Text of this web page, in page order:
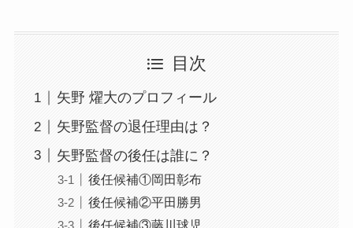
目次
矢野 燿大のプロフィール
矢野監督の退任理由は？
矢野監督の後任は誰に？
後任候補①岡田彰布
後任候補②平田勝男
後任候補③藤川球児